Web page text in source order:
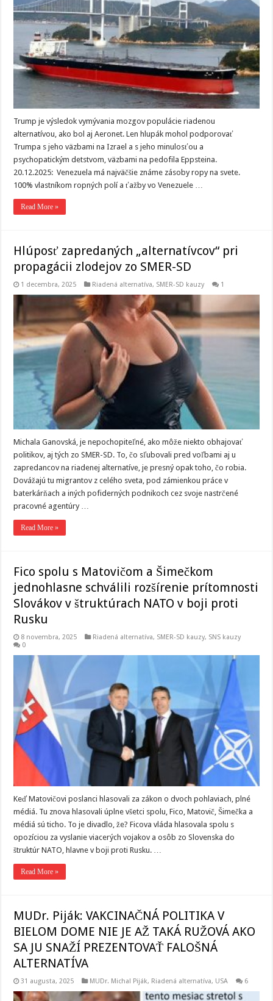
Trump je výsledok vymývania mozgov populácie riadenou
alternatívou, ako bol aj Aeronet. Len hlupák mohol podporovať
Trumpa s jeho väzbami na Izrael a s jeho minulosťou a
psychopatickým detstvom, väzbami na pedofila Eppsteina.
20.12.2025: Venezuela má najväčšie známe zásoby ropy na svete.
100% vlastníkom ropných polí a ťažby vo Venezuele …
Read More »
Hlúposť zapredaných „alternatívcov“ pri
propagácii zlodejov zo SMER-SD
1 decembra, 2025 Riadená alternatíva, SMER-SD kauzy 1
Michala Ganovská, je nepochopiteľné, ako môže niekto obhajovať
politikov, aj tých zo SMER-SD. To, čo sľubovali pred voľbami aj u
zapredancov na riadenej alternatíve, je presný opak toho, čo robia.
Dovážajú tu migrantov z celého sveta, pod zámienkou práce v
baterkárňach a iných pofiderných podnikoch cez svoje nastrčené
pracovné agentúry …
Read More »
Fico spolu s Matovičom a Šimečkom
jednohlasne schválili rozšírenie prítomnosti
Slovákov v štruktúrach NATO v boji proti
Rusku
8 novembra, 2025 Riadená alternatíva, SMER-SD kauzy, SNS kauzy
0
Keď Matovičovi poslanci hlasovali za zákon o dvoch pohlaviach, plné
médiá. Tu znova hlasovali úplne všetci spolu, Fico, Matovič, Šimečka a
médiá sú ticho. To je divadlo, že? Ficova vláda hlasovala spolu s
opozíciou za vyslanie viacerých vojakov a osôb zo Slovenska do
štruktúr NATO, hlavne v boji proti Rusku. …
Read More »
MUDr. Piják: VAKCINAČNÁ POLITIKA V
BIELOM DOME NIE JE AŽ TAKÁ RUŽOVÁ AKO
SA JU SNAŽÍ PREZENTOVAŤ FALOŠNÁ
ALTERNATÍVA
31 augusta, 2025 MUDr. Michal Piják, Riadená alternatíva, USA 6